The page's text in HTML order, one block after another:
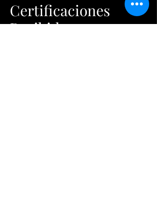
Certificaciones
Recibidas